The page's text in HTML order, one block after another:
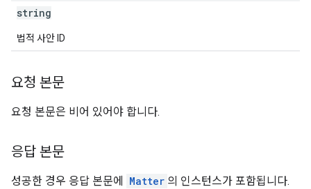
string
법적 사안 ID
요청 본문
요청 본문은 비어 있어야 합니다.
응답 본문
성공한 경우 응답 본문에 Matter 의 인스턴스가 포함됩니다.